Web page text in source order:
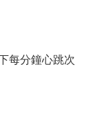
每分鐘心跳次